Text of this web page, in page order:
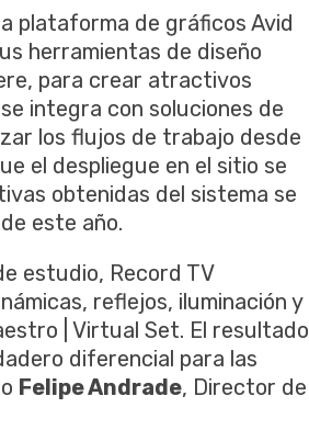
plataforma de gráficos Avid
herramientas de diseño
para crear atractivos
integra con soluciones de
los flujos de trabajo desde
el despliegue en el sitio se
obtenidas del sistema se
este año.
estudio, Record TV
reflejos, iluminación y
| Virtual Set. El resultado
diferencial para las
Felipe Andrade, Director de